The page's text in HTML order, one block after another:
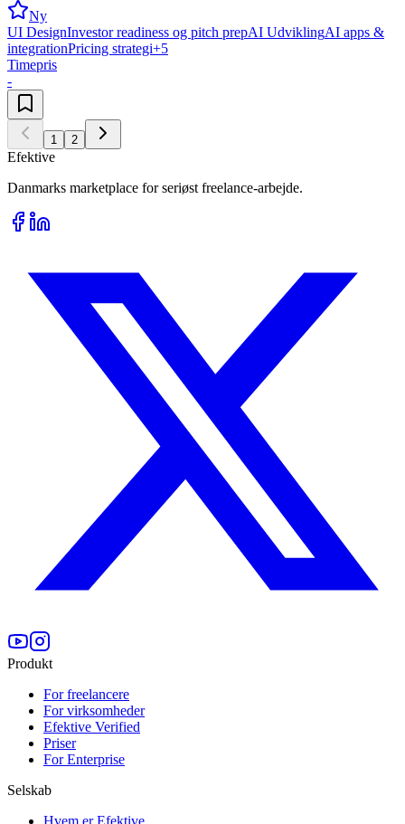
Ny
UI DesignInvestor readiness og pitch prepAI UdviklingAI apps &
integrationPricing strategi+5
Timepris
-
1 2
Efektive
Danmarks marketplace for seriøst freelance-arbejde.
Produkt
For freelancere
For virksomheder
Efektive Verified
Priser
For Enterprise
Selskab
Hvem er Efektive